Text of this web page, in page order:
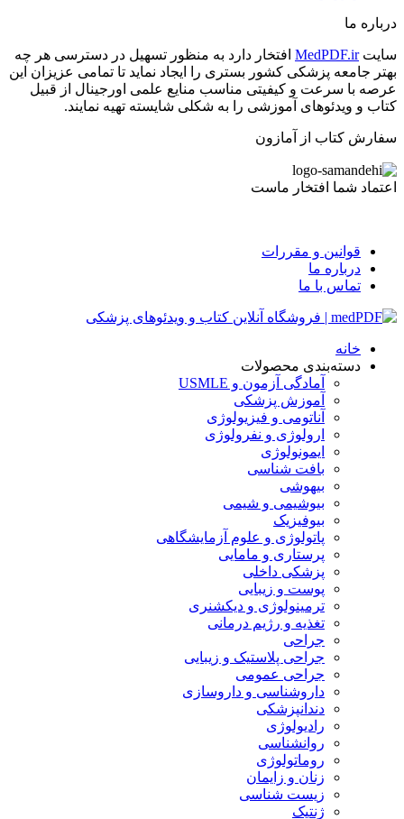
درباره ما
سایتMedPDF.ir افتخار دارد به منظور تسهیل در دسترسی هر چه
بهتر جامعه پزشکی کشور بستری را ایجاد نماید تا تمامی عزیزان این
عرصه با سرعت و کیفیتی مناسب منایع علمی اورجینال از قبیل
کتاب و ویدئوهای آموزشی را به شکلی شایسته تهیه نمایند.
سفارش کتاب از آمازون
اعتماد شما افتخار ماست
قوانین و مقررات
درباره ما
تماس با ما
خانه
دسته‌بندی محصولات
آمادگی آزمون و USMLE
آموزش پزشکی
آناتومی و فیزیولوژی
ارولوژی و نفرولوژی
ایمونولوژی
بافت شناسی
بیهوشی
بیوشیمی و شیمی
بیوفیزیک
پاتولوژی و علوم آزمایشگاهی
پرستاری و مامایی
پزشکی داخلی
پوست و زیبایی
ترمینولوژی و دیکشنری
تغذیه و رژیم درمانی
جراحی
جراحی پلاستیک و زیبایی
جراحی عمومی
داروشناسی و داروسازی
دندانپزشکی
رادیولوژی
روانشناسی
روماتولوژی
زنان و زایمان
زیست شناسی
ژنتیک